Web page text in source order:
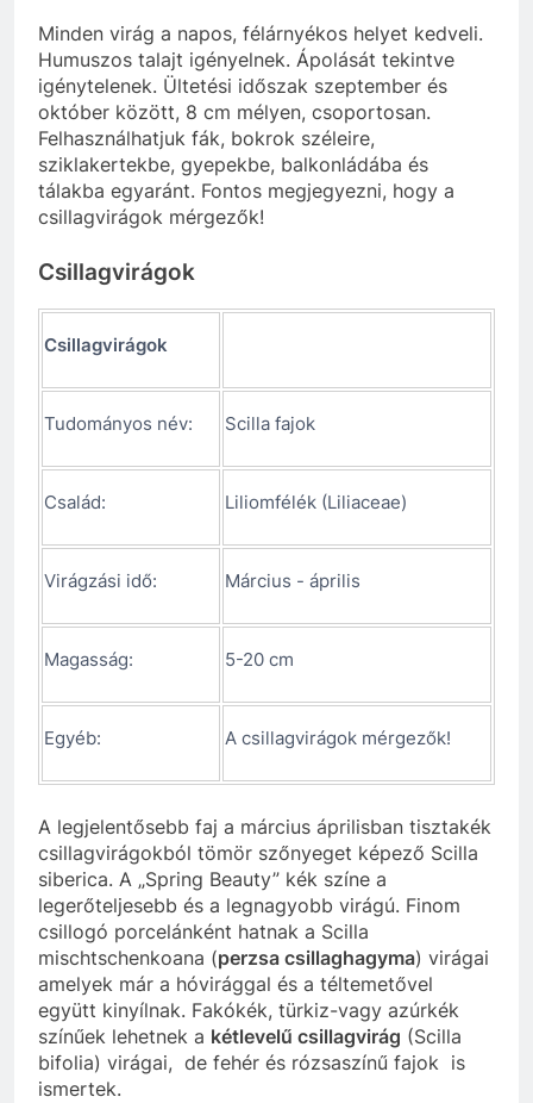
Minden virág a napos, félárnyékos helyet kedveli.
Humuszos talajt igényelnek. Ápolását tekintve
igénytelenek. Ültetési időszak szeptember és
október között, 8 cm mélyen, csoportosan.
Felhasználhatjuk fák, bokrok széleire,
sziklakertekbe, gyepekbe, balkonládába és
tálakba egyaránt. Fontos megjegyezni, hogy a
csillagvirágok mérgezők!
Csillagvirágok
Csillagvirágok
Tudományos név: Scilla fajok
Család: Liliomfélék (Liliaceae)
Virágzási idő: Március - április
Magasság: 5-20 cm
Egyéb: A csillagvirágok mérgezők!
A legjelentősebb faj a március áprilisban tisztakék
csillagvirágokból tömör szőnyeget képező Scilla
siberica. A „Spring Beauty” kék színe a
legerőteljesebb és a legnagyobb virágú. Finom
csillogó porcelánként hatnak a Scilla
mischtschenkoana (perzsa csillaghagyma) virágai
amelyek már a hóvirággal és a téltemetővel
együtt kinyílnak. Fakókék, türkiz-vagy azúrkék
színűek lehetnek a kétlevelű csillagvirág (Scilla
bifolia) virágai, de fehér és rózsaszínű fajok is
ismertek.